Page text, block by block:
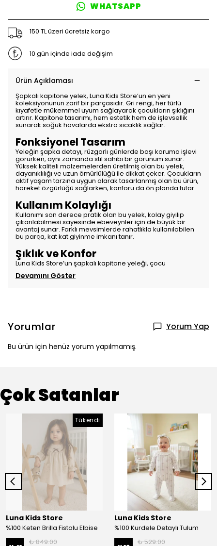
WHATSAPP
150 TL üzeri ücretsiz kargo
10 gün içinde iade değişim
Ürün Açıklaması
Şapkalı kapitone yelek, Luna Kids Store’un en yeni
koleksiyonunun zarif bir parçasıdır. Gri rengi, her türlü
kıyafetle mükemmel uyum sağlayarak çocukların şıklığını
artırır. Kapitone tasarımı, hem estetik hem de işlevsellik
sunarak soğuk havalarda ekstra sıcaklık sağlar.
Fonksiyonel Tasarım
Yeleğin şapka detayı, rüzgarlı günlerde başı koruma işlevi
görürken, aynı zamanda stil sahibi bir görünüm sunar.
Yüksek kaliteli malzemelerden üretilmiş olan bu yelek,
dayanıklılığı ve uzun ömürlülüğü ile dikkat çeker. Çocukların
aktif yaşam tarzına uygun olarak tasarlanmış olan bu ürün,
hareket özgürlüğü sağlarken, konforu da ön planda tutar.
Kullanım Kolaylığı
Kullanımı son derece pratik olan bu yelek, kolay giyilip
çıkarılabilmesi sayesinde ebeveynler için de büyük bir
avantaj sunar. Farklı mevsimlerde rahatlıkla kullanılabilen
bu parça, kat kat giyinme imkanı tanır.
Şıklık ve Konfor
Luna Kids Store’un şapkalı kapitone yeleği, çocu
Devamını Göster
Yorumlar Yorum Yap
Bu ürün için henüz yorum yapılmamış.
Çok Satanlar
Tükendi
Luna Kids Store
%100 Keten Brilla Fistolu Elbise
₺ 849.00
Luna Kids Store
%100 Kurdele Detaylı Tulum
₺ 529.00